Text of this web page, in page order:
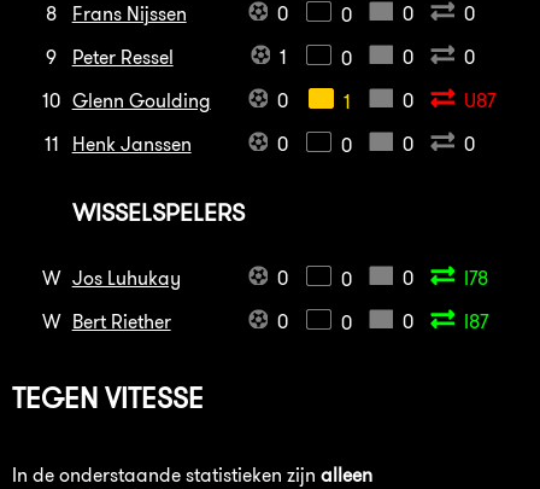
8
Frans Nijssen 0 0 0
0
9
Peter Ressel 1 0 0
0
10 Glenn Goulding 0 1 0
U87
11
Henk Janssen 0 0 0 0
WISSELSPELERS
W Jos Luhukay 0 0 0
I78
W Bert Riether 0 0 0 I87
TEGEN VITESSE
In de onderstaande statistieken zijn alleen